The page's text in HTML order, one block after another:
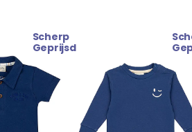
Scherp
Geprijsd
Oorspronkelijke
was:
€ 28.99.
is:
€ 26.99.